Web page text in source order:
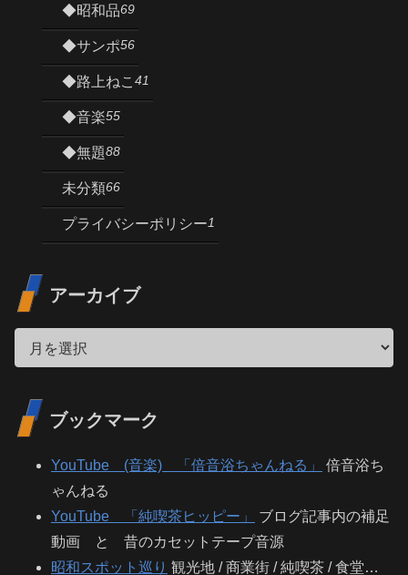
◆昭和品69
◆サンポ56
◆路上ねこ 41
◆音楽55
◆無題88
未分類66
プライバシーポリシー1
アーカイブ
ブックマーク
YouTube (音楽) 「倍音浴ちゃんねる」
倍音浴ち
ゃんねる
YouTube 「純喫茶ヒッピー」
ブログ記事内の補足
動画 と 昔のカセットテープ音源
昭和スポット巡り 観光地 / 商業街 / 純喫茶 / 食堂…